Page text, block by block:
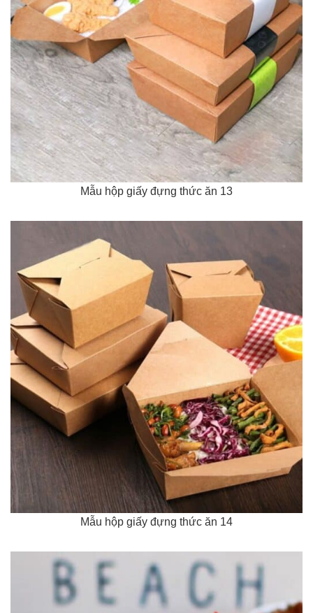
Mẫu hộp giấy đựng thức ăn 13
Mẫu hộp giấy đựng thức ăn 14